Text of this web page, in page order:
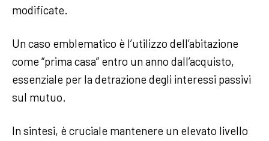
modificate.
Un caso emblematico è l’utilizzo dell’abitazione
come “prima casa” entro un anno dall’acquisto,
essenziale per la detrazione degli interessi passivi
sul mutuo.
In sintesi, è cruciale mantenere un elevato livello